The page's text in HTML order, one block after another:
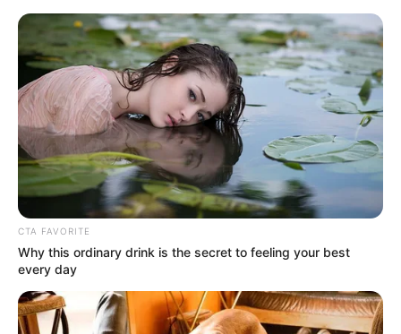
Ο Υπόγειος Πόλεμος είναι γεγονός.....
Κεντρικό Ισραηλιτικό
Συμβούλιο: Αντιδρά για την
προαγωγή της Παγουτέλη
στην αντιπροεδρία του...
ΑΠΟΚΑΛΥΨΗ ΤΩΡΑ. ΗΡΘΕ Η
ΩΡΑ ΤΩΝ ΓΗΙΝΩΝ
ΑΠΟΚΑΛΥΨΕΩΝ ΛΕΠΤΟ ΠΡΟΣ
ΛΕΠΤΟ. Ο...
CTA FAVORITE
Why this ordinary drink is the secret to feeling your best
every day